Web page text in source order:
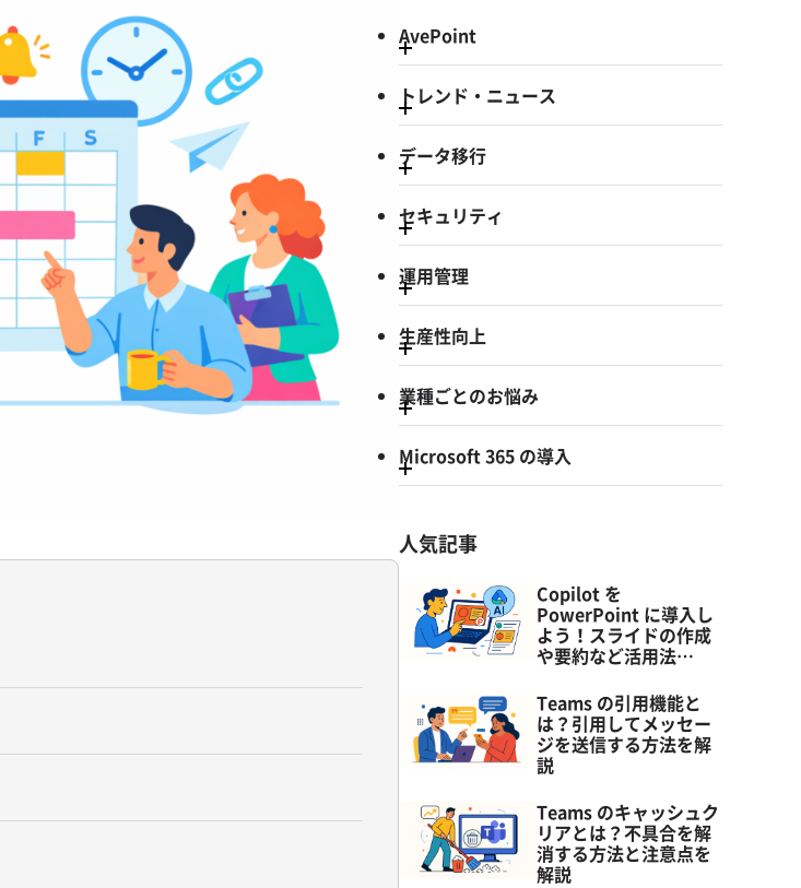
AvePoint
トレンド・ニュース
データ移行
セキュリティ
運用管理
生産性向上
業種ごとのお悩み
Microsoft 365 の導入
人気記事
Copilot を
PowerPoint に導入し
よう！スライドの作成
や要約など活用法…
Teams の引用機能と
は？引用してメッセー
ジを送信する方法を解
説
Teams のキャッシュク
リアとは？不具合を解
消する方法と注意点を
解説